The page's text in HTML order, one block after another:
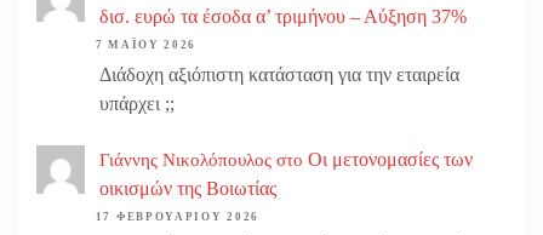
δισ. ευρώ τα έσοδα α’ τριμήνου – Αύξηση 37%
7 ΜΑΪ́ΟΥ 2026
Διάδοχη αξιόπιστη κατάσταση για την εταιρεία
υπάρχει ;;
Γιάννης Νικολόπουλος στο Οι μετονομασίες των
οικισμών της Βοιωτίας
17 ΦΕΒΡΟΥΑΡΊΟΥ 2026